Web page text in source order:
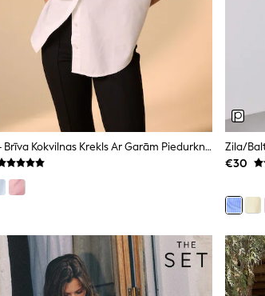
Balts - Brīva Kokvilnas Krekls Ar Garām Piedurknēm
€30